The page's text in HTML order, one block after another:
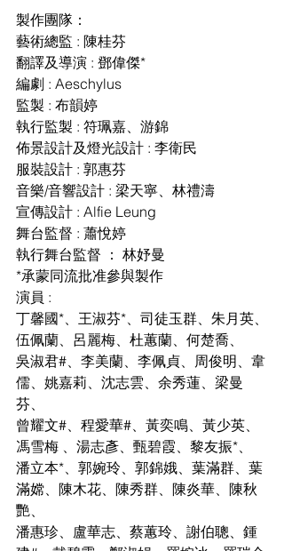
製作團隊：
藝術總監 : 陳桂芬
翻譯及導演 : 鄧偉傑*
編劇 : Aeschylus
監製 : 布韻婷
執行監製 : 符珮嘉、游錦
佈景設計及燈光設計 : 李衛民
服裝設計 : 郭惠芬
音樂/音響設計 : 梁天寧、林禮濤
宣傳設計 : Alfie Leung
舞台監督 : 蕭悅婷
執行舞台監督 ： 林妤曼
*承蒙同流批准參與製作
演員 :
丁馨國*、王淑芬*、司徒玉群、朱月英、
伍佩蘭、呂麗梅、杜蕙蘭、何楚喬、
吳淑君#、李美蘭、李佩貞、周俊明、韋
儒、姚嘉莉、沈志雲、余秀蓮、梁曼
芬、
曾耀文#、程愛華#、黃奕鳴、黃少英、
馮雪梅 、湯志彥、甄碧霞、黎友振*、
潘立本*、郭婉玲、郭錦娥、葉滿群、葉
滿嫦、陳木花、陳秀群、陳炎華、陳秋
艷、
潘惠珍、盧華志、蔡蕙玲、謝伯聰、鍾